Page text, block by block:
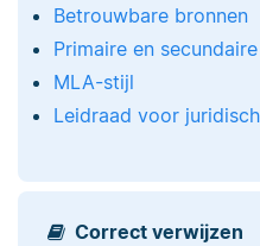
Betrouwbare bronnen
Primaire en
MLA-stijl
Leidraad voor
Correct verwijzen